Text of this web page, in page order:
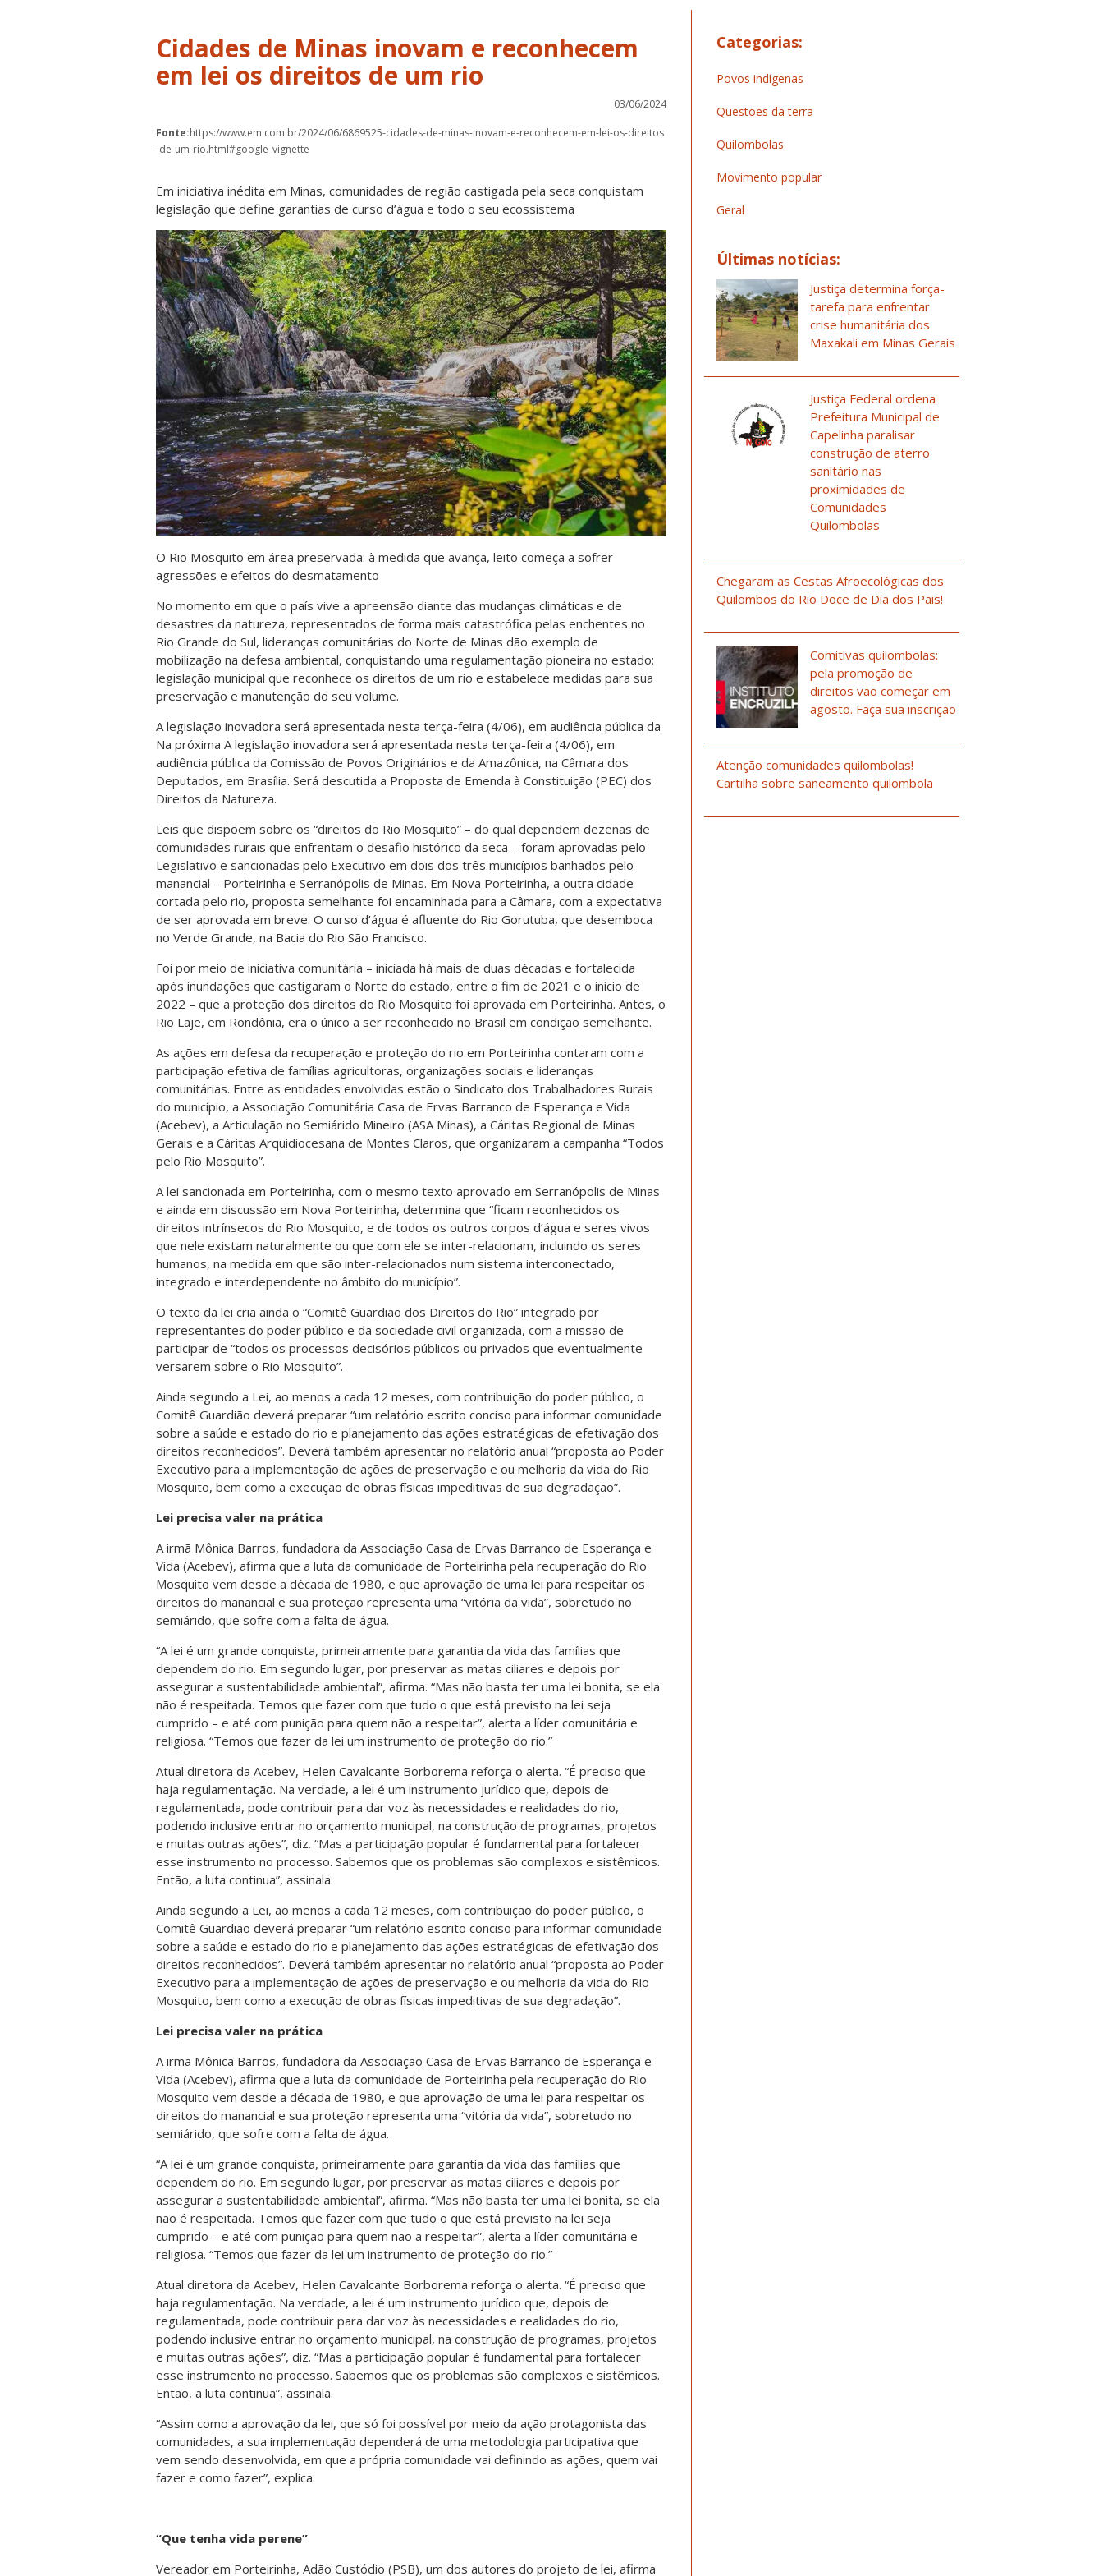
Cidades de Minas inovam e reconhecem
em lei os direitos de um rio
03/06/2024
Fonte:https://www.em.com.br/2024/06/6869525-cidades-de-minas-inovam-e-reconhecem-em-lei-os-direitos
-de-um-rio.html#google_vignette
Em iniciativa inédita em Minas, comunidades de região castigada pela seca conquistam
legislação que define garantias de curso d’água e todo o seu ecossistema
O Rio Mosquito em área preservada: à medida que avança, leito começa a sofrer
agressões e efeitos do desmatamento
No momento em que o país vive a apreensão diante das mudanças climáticas e de
desastres da natureza, representados de forma mais catastrófica pelas enchentes no
Rio Grande do Sul, lideranças comunitárias do Norte de Minas dão exemplo de
mobilização na defesa ambiental, conquistando uma regulamentação pioneira no estado:
legislação municipal que reconhece os direitos de um rio e estabelece medidas para sua
preservação e manutenção do seu volume.
A legislação inovadora será apresentada nesta terça-feira (4/06), em audiência pública da
Na próxima A legislação inovadora será apresentada nesta terça-feira (4/06), em
audiência pública da Comissão de Povos Originários e da Amazônica, na Câmara dos
Deputados, em Brasília. Será descutida a Proposta de Emenda à Constituição (PEC) dos
Direitos da Natureza.
Leis que dispõem sobre os “direitos do Rio Mosquito” – do qual dependem dezenas de
comunidades rurais que enfrentam o desafio histórico da seca – foram aprovadas pelo
Legislativo e sancionadas pelo Executivo em dois dos três municípios banhados pelo
manancial – Porteirinha e Serranópolis de Minas. Em Nova Porteirinha, a outra cidade
cortada pelo rio, proposta semelhante foi encaminhada para a Câmara, com a expectativa
de ser aprovada em breve. O curso d’água é afluente do Rio Gorutuba, que desemboca
no Verde Grande, na Bacia do Rio São Francisco.
Foi por meio de iniciativa comunitária – iniciada há mais de duas décadas e fortalecida
após inundações que castigaram o Norte do estado, entre o fim de 2021 e o início de
2022 – que a proteção dos direitos do Rio Mosquito foi aprovada em Porteirinha. Antes, o
Rio Laje, em Rondônia, era o único a ser reconhecido no Brasil em condição semelhante.
As ações em defesa da recuperação e proteção do rio em Porteirinha contaram com a
participação efetiva de famílias agricultoras, organizações sociais e lideranças
comunitárias. Entre as entidades envolvidas estão o Sindicato dos Trabalhadores Rurais
do município, a Associação Comunitária Casa de Ervas Barranco de Esperança e Vida
(Acebev), a Articulação no Semiárido Mineiro (ASA Minas), a Cáritas Regional de Minas
Gerais e a Cáritas Arquidiocesana de Montes Claros, que organizaram a campanha “Todos
pelo Rio Mosquito”.
A lei sancionada em Porteirinha, com o mesmo texto aprovado em Serranópolis de Minas
e ainda em discussão em Nova Porteirinha, determina que “ficam reconhecidos os
direitos intrínsecos do Rio Mosquito, e de todos os outros corpos d’água e seres vivos
que nele existam naturalmente ou que com ele se inter-relacionam, incluindo os seres
humanos, na medida em que são inter-relacionados num sistema interconectado,
integrado e interdependente no âmbito do município”.
O texto da lei cria ainda o “Comitê Guardião dos Direitos do Rio” integrado por
representantes do poder público e da sociedade civil organizada, com a missão de
participar de “todos os processos decisórios públicos ou privados que eventualmente
versarem sobre o Rio Mosquito”.
Ainda segundo a Lei, ao menos a cada 12 meses, com contribuição do poder público, o
Comitê Guardião deverá preparar “um relatório escrito conciso para informar comunidade
sobre a saúde e estado do rio e planejamento das ações estratégicas de efetivação dos
direitos reconhecidos”. Deverá também apresentar no relatório anual “proposta ao Poder
Executivo para a implementação de ações de preservação e ou melhoria da vida do Rio
Mosquito, bem como a execução de obras físicas impeditivas de sua degradação”.
Lei precisa valer na prática
A irmã Mônica Barros, fundadora da Associação Casa de Ervas Barranco de Esperança e
Vida (Acebev), afirma que a luta da comunidade de Porteirinha pela recuperação do Rio
Mosquito vem desde a década de 1980, e que aprovação de uma lei para respeitar os
direitos do manancial e sua proteção representa uma “vitória da vida”, sobretudo no
semiárido, que sofre com a falta de água.
“A lei é um grande conquista, primeiramente para garantia da vida das famílias que
dependem do rio. Em segundo lugar, por preservar as matas ciliares e depois por
assegurar a sustentabilidade ambiental”, afirma. “Mas não basta ter uma lei bonita, se ela
não é respeitada. Temos que fazer com que tudo o que está previsto na lei seja
cumprido – e até com punição para quem não a respeitar”, alerta a líder comunitária e
religiosa. “Temos que fazer da lei um instrumento de proteção do rio.”
Atual diretora da Acebev, Helen Cavalcante Borborema reforça o alerta. “É preciso que
haja regulamentação. Na verdade, a lei é um instrumento jurídico que, depois de
regulamentada, pode contribuir para dar voz às necessidades e realidades do rio,
podendo inclusive entrar no orçamento municipal, na construção de programas, projetos
e muitas outras ações”, diz. “Mas a participação popular é fundamental para fortalecer
esse instrumento no processo. Sabemos que os problemas são complexos e sistêmicos.
Então, a luta continua”, assinala.
Ainda segundo a Lei, ao menos a cada 12 meses, com contribuição do poder público, o
Comitê Guardião deverá preparar “um relatório escrito conciso para informar comunidade
sobre a saúde e estado do rio e planejamento das ações estratégicas de efetivação dos
direitos reconhecidos”. Deverá também apresentar no relatório anual “proposta ao Poder
Executivo para a implementação de ações de preservação e ou melhoria da vida do Rio
Mosquito, bem como a execução de obras físicas impeditivas de sua degradação”.
Lei precisa valer na prática
A irmã Mônica Barros, fundadora da Associação Casa de Ervas Barranco de Esperança e
Vida (Acebev), afirma que a luta da comunidade de Porteirinha pela recuperação do Rio
Mosquito vem desde a década de 1980, e que aprovação de uma lei para respeitar os
direitos do manancial e sua proteção representa uma “vitória da vida”, sobretudo no
semiárido, que sofre com a falta de água.
“A lei é um grande conquista, primeiramente para garantia da vida das famílias que
dependem do rio. Em segundo lugar, por preservar as matas ciliares e depois por
assegurar a sustentabilidade ambiental”, afirma. “Mas não basta ter uma lei bonita, se ela
não é respeitada. Temos que fazer com que tudo o que está previsto na lei seja
cumprido – e até com punição para quem não a respeitar”, alerta a líder comunitária e
religiosa. “Temos que fazer da lei um instrumento de proteção do rio.”
Atual diretora da Acebev, Helen Cavalcante Borborema reforça o alerta. “É preciso que
haja regulamentação. Na verdade, a lei é um instrumento jurídico que, depois de
regulamentada, pode contribuir para dar voz às necessidades e realidades do rio,
podendo inclusive entrar no orçamento municipal, na construção de programas, projetos
e muitas outras ações”, diz. “Mas a participação popular é fundamental para fortalecer
esse instrumento no processo. Sabemos que os problemas são complexos e sistêmicos.
Então, a luta continua”, assinala.
“Assim como a aprovação da lei, que só foi possível por meio da ação protagonista das
comunidades, a sua implementação dependerá de uma metodologia participativa que
vem sendo desenvolvida, em que a própria comunidade vai definindo as ações, quem vai
fazer e como fazer”, explica.
“Que tenha vida perene”
Vereador em Porteirinha, Adão Custódio (PSB), um dos autores do projeto de lei, afirma
Categorias:
Povos indígenas
Questões da terra
Quilombolas
Movimento popular
Geral
Últimas notícias:
Justiça determina força-
tarefa para enfrentar
crise humanitária dos
Maxakali em Minas Gerais
Justiça Federal ordena
Prefeitura Municipal de
Capelinha paralisar
construção de aterro
sanitário nas
proximidades de
Comunidades
Quilombolas
Chegaram as Cestas Afroecológicas dos
Quilombos do Rio Doce de Dia dos Pais!
Comitivas quilombolas:
pela promoção de
direitos vão começar em
agosto. Faça sua inscrição
Atenção comunidades quilombolas!
Cartilha sobre saneamento quilombola